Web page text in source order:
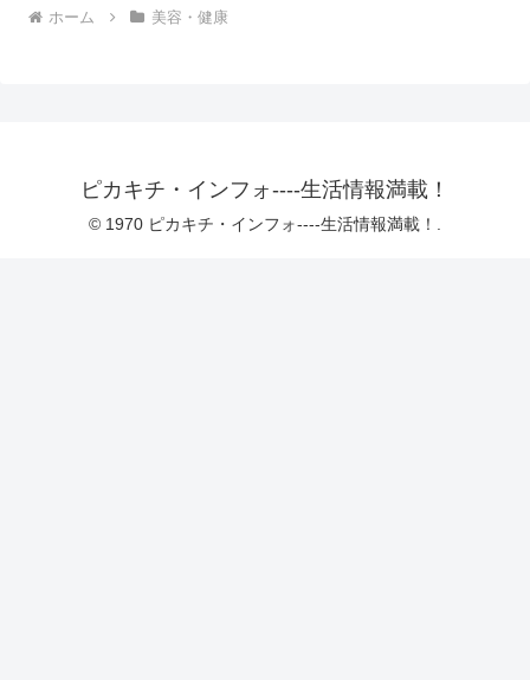
ホーム 美容・健康
ピカキチ・インフォ----生活情報満載！
© 1970 ピカキチ・インフォ----生活情報満載！.